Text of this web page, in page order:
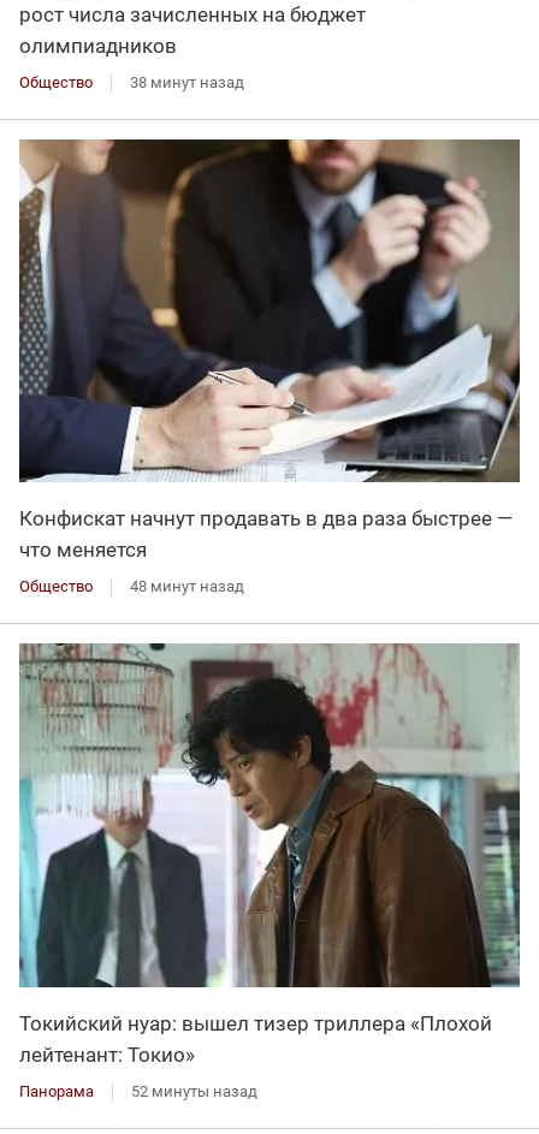
рост числа зачисленных на бюджет
олимпиадников
Общество 38 минут назад
Конфискат начнут продавать в два раза быстрее —
что меняется
Общество 48 минут назад
Токийский нуар: вышел тизер триллера «Плохой
лейтенант: Токио»
Панорама 52 минуты назад